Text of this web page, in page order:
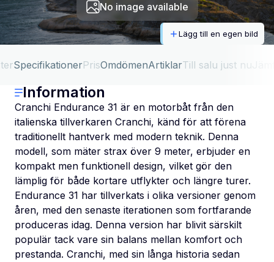
No image available
Lägg till en egen bild
SpecifikationerPrisOmdömenArtiklarTill salu just nu
Information
Cranchi Endurance 31 är en motorbåt från den
italienska tillverkaren Cranchi, känd för att förena
traditionellt hantverk med modern teknik. Denna
modell, som mäter strax över 9 meter, erbjuder en
kompakt men funktionell design, vilket gör den
lämplig för både kortare utflykter och längre turer.
Endurance 31 har tillverkats i olika versioner genom
åren, med den senaste iterationen som fortfarande
produceras idag. Denna version har blivit särskilt
populär tack vare sin balans mellan komfort och
prestanda. Cranchi, med sin långa historia sedan